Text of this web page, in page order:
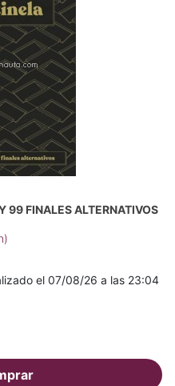
99 FINALES ALTERNATIVOS
el 07/08/26 a las 23:04